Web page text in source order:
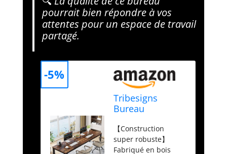
pourrait bien répondre à vos
attentes pour un espace de travail
partagé.
Tribesigns
Bureau
pour Ordinateur
Portable, Table
d'étude Double
【Construction
super robuste】
Fabriqué en bois
-5%